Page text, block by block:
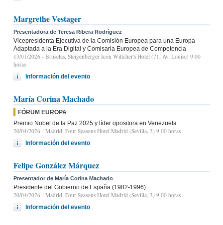
Margrethe Vestager
Presentadora de Teresa Ribera Rodríguez
Vicepresidenta Ejecutiva de la Comisión Europea para una Europa
Adaptada a la Era Digital y Comisaria Europea de Competencia
13/01/2026 - Bruselas, Steigenberger Icon Wiltcher's Hotel (71, Av. Louise) 9:00
horas
Información del evento
María Corina Machado
FÓRUM EUROPA
Premio Nobel de la Paz 2025 y líder opositora en Venezuela
20/04/2026 - Madrid, Four Seasons Hotel Madrid (Sevilla, 3) 9.00 horas
Información del evento
Felipe González Márquez
Presentador de María Corina Machado
Presidente del Gobierno de España (1982-1996)
20/04/2026 - Madrid, Four Seasons Hotel Madrid (Sevilla, 3) 9.00 horas
Información del evento